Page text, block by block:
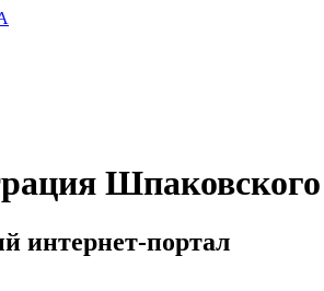
интернет-портал